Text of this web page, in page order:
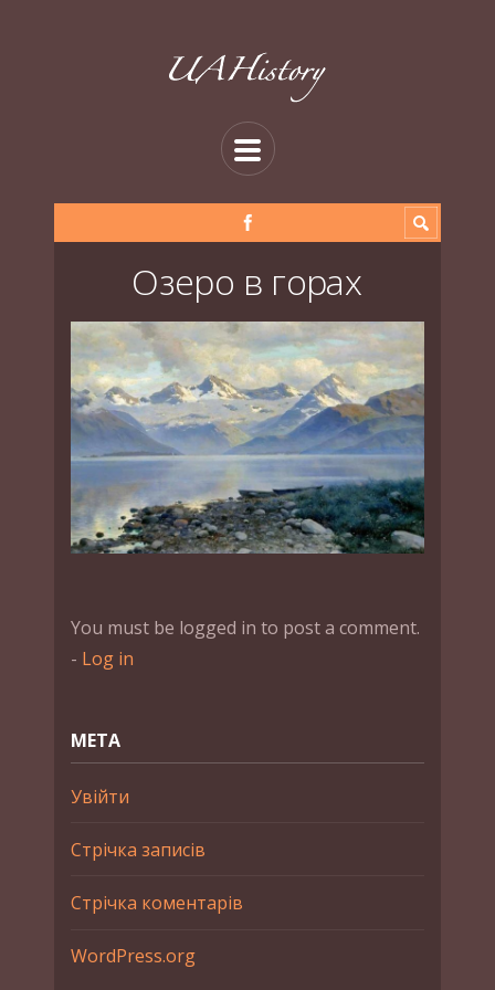
Озеро в горах
You must be logged in to post a comment.
- Log in
МЕТА
Увійти
Стрічка записів
Стрічка коментарів
WordPress.org